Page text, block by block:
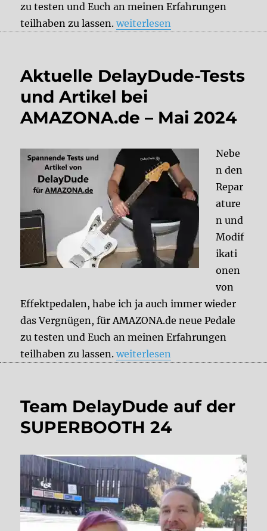
zu testen und Euch an meinen Erfahrungen
teilhaben zu lassen.„Aktuelle DelayDude-Tests
weiterlesen
Aktuelle DelayDude-Tests
und Artikel bei
AMAZONA.de – Mai 2024
Nebe
n den
Repar
ature
n und
Modif
ikati
onen
von
Effektpedalen, habe ich ja auch immer wieder
das Vergnügen, für AMAZONA.de neue Pedale
zu testen und Euch an meinen Erfahrungen
teilhaben zu lassen.„Aktuelle DelayDude-Tests
weiterlesen
Team DelayDude auf der
SUPERBOOTH 24